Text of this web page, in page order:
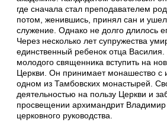
где сначала стал преподавателем
потом, женившись, принял сан и
служение. Однако не долго длилось
Через несколько лет супружества
единственный ребенок отца
молодого священника вступить на
Церкви. Он принимает монашество
одном из Тамбовских монастырей.
деятельностью на пользу Церкви и
просвещении архимандрит
церковного руководства.